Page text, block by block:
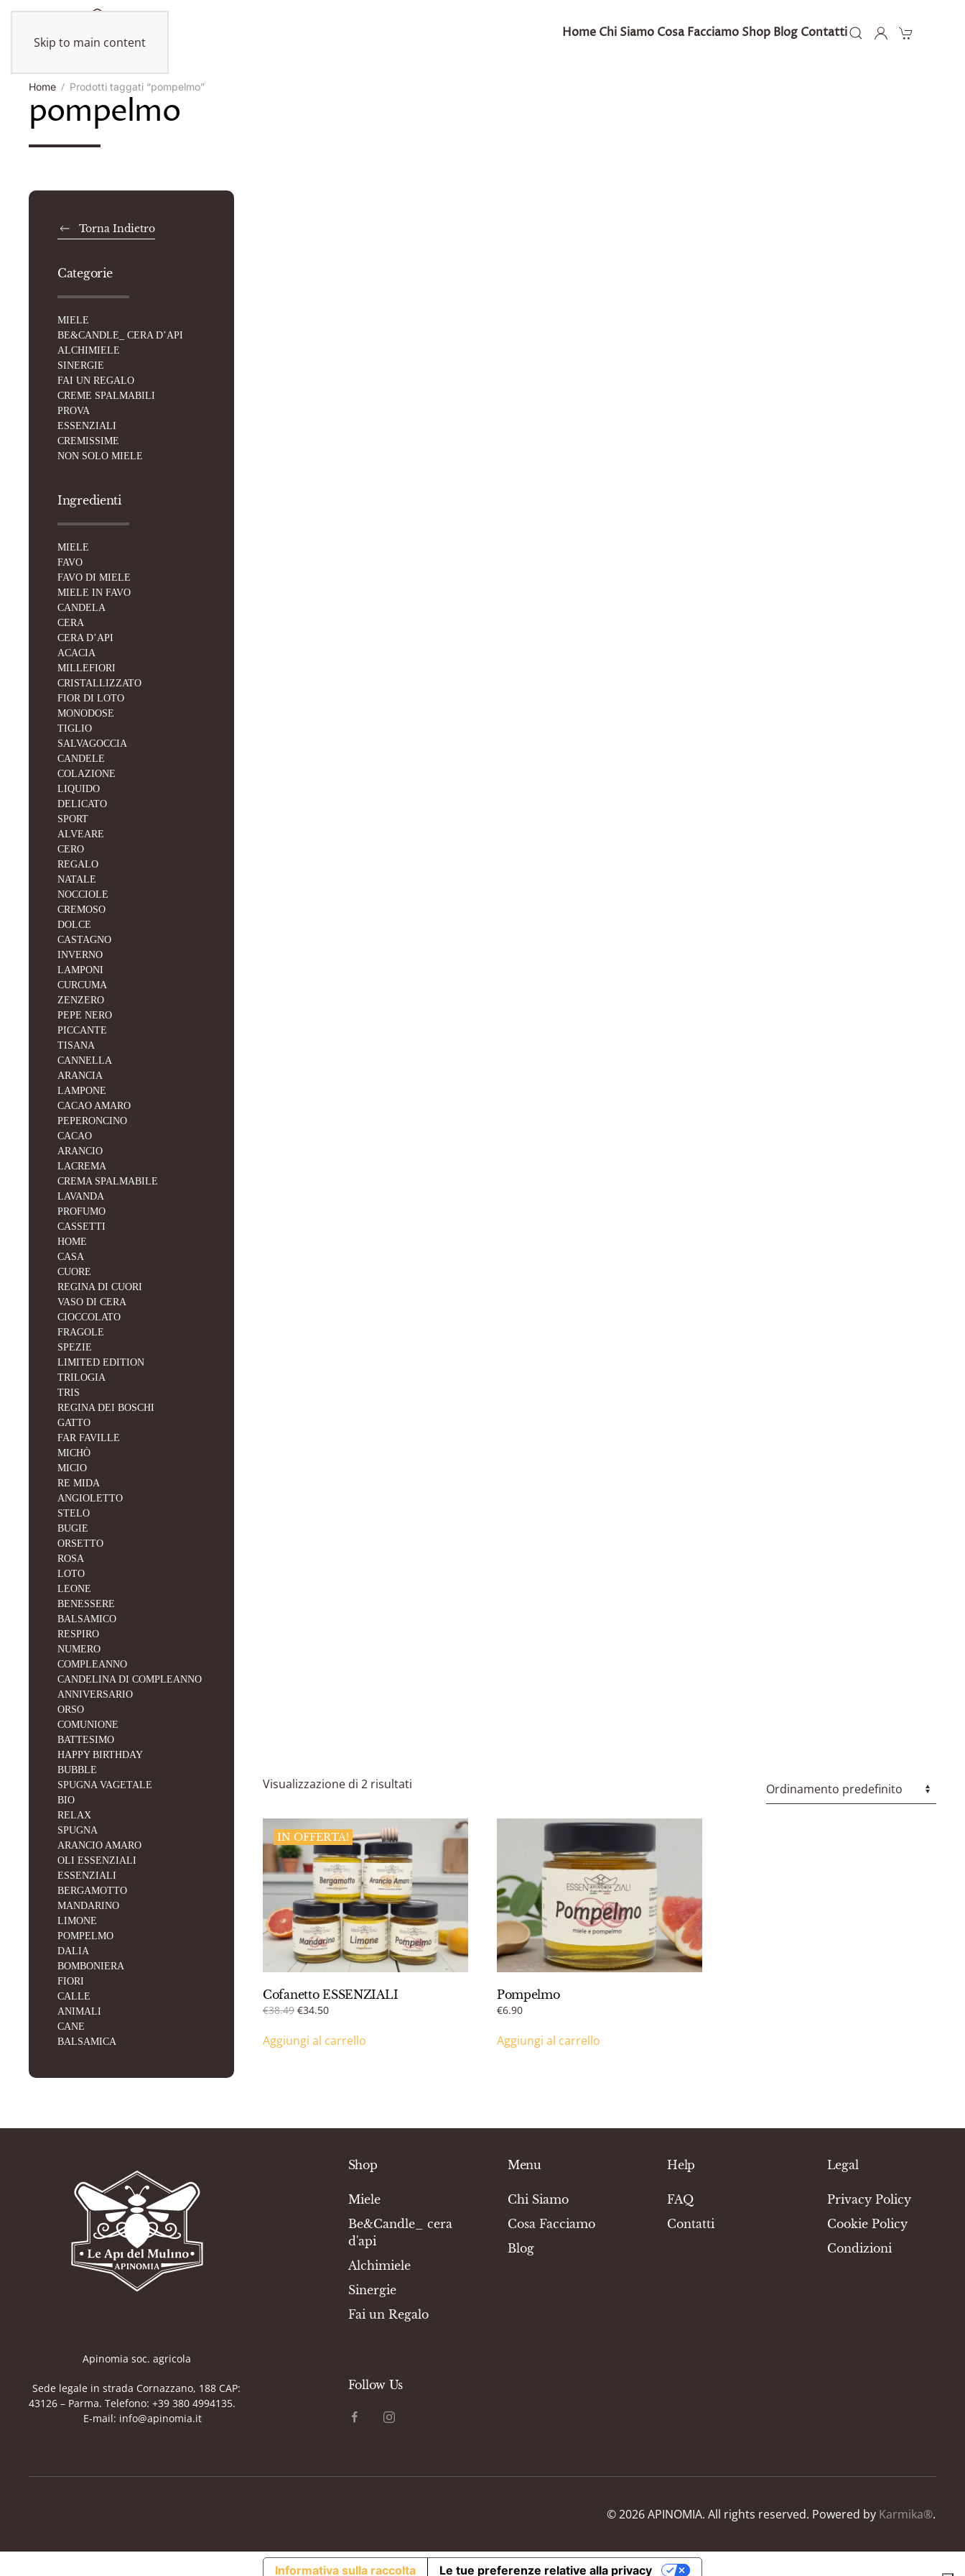
Skip to main content
Home Chi Siamo Cosa Facciamo Shop Blog Contatti
Home Prodotti taggati “pompelmo”
pompelmo
Torna Indietro
Categorie
MIELE
BE&CANDLE_ CERA D’API
ALCHIMIELE
SINERGIE
FAI UN REGALO
CREME SPALMABILI
PROVA
ESSENZIALI
CREMISSIME
NON SOLO MIELE
Ingredienti
MIELE
FAVO
FAVO DI MIELE
MIELE IN FAVO
CANDELA
CERA
CERA D’API
ACACIA
MILLEFIORI
CRISTALLIZZATO
FIOR DI LOTO
MONODOSE
TIGLIO
SALVAGOCCIA
CANDELE
COLAZIONE
LIQUIDO
DELICATO
SPORT
ALVEARE
CERO
REGALO
NATALE
NOCCIOLE
CREMOSO
DOLCE
CASTAGNO
INVERNO
LAMPONI
CURCUMA
ZENZERO
PEPE NERO
PICCANTE
TISANA
CANNELLA
ARANCIA
LAMPONE
CACAO AMARO
PEPERONCINO
CACAO
ARANCIO
LACREMA
CREMA SPALMABILE
LAVANDA
PROFUMO
CASSETTI
HOME
CASA
CUORE
REGINA DI CUORI
VASO DI CERA
CIOCCOLATO
FRAGOLE
SPEZIE
LIMITED EDITION
TRILOGIA
TRIS
REGINA DEI BOSCHI
GATTO
FAR FAVILLE
MICHÒ
MICIO
RE MIDA
ANGIOLETTO
STELO
BUGIE
ORSETTO
ROSA
LOTO
LEONE
BENESSERE
BALSAMICO
RESPIRO
NUMERO
COMPLEANNO
CANDELINA DI COMPLEANNO
ANNIVERSARIO
ORSO
COMUNIONE
BATTESIMO
HAPPY BIRTHDAY
BUBBLE
SPUGNA VAGETALE
BIO
RELAX
SPUGNA
ARANCIO AMARO
OLI ESSENZIALI
ESSENZIALI
BERGAMOTTO
MANDARINO
LIMONE
POMPELMO
DALIA
BOMBONIERA
FIORI
CALLE
ANIMALI
CANE
BALSAMICA
Visualizzazione di 2 risultati
IN OFFERTA!
Cofanetto ESSENZIALI
€38.49 Il
originale
€34.50Il
attuale
Aggiungi al carrello
Pompelmo
€6.90
Aggiungi al carrello
Apinomia soc. agricola
Sede legale in strada Cornazzano, 188 CAP:
43126 – Parma. Telefono: +39 380 4994135.
E-mail: info@apinomia.it
Shop
Miele
Be&Candle_ cera
d'api
Alchimiele
Sinergie
Fai un Regalo
Menu
Chi Siamo
Cosa Facciamo
Blog
Help
FAQ
Contatti
Legal
Privacy Policy
Cookie Policy
Condizioni
Follow Us
©2026APINOMIA. All rights reserved. Powered by Karmika®.
Informativa sulla raccolta Le tue preferenze relative alla privacy